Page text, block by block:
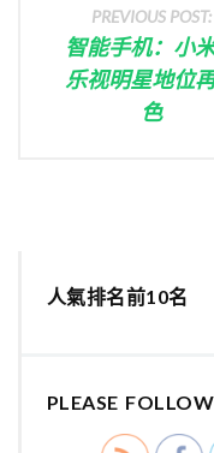
PREVIOUS POST:
智能手机：小米
乐视明星地位
色
人氣排名前10名
PLEASE